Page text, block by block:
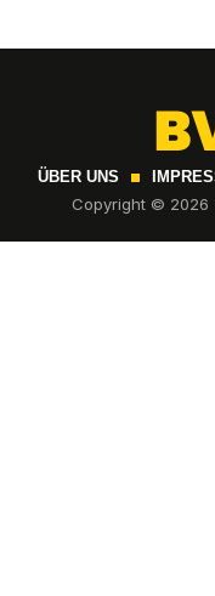
ÜBER UNS
Copyright © 2026